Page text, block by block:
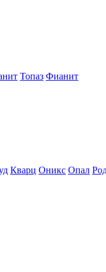
Топаз Фианит
Кварц Оникс Опал